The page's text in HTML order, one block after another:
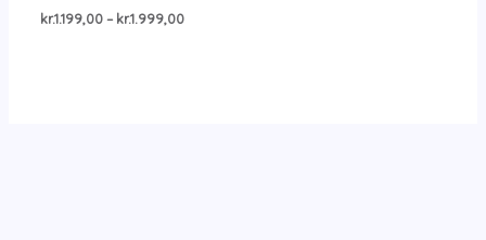
kr.1.199,00 – kr.1.999,00Prisinterval: